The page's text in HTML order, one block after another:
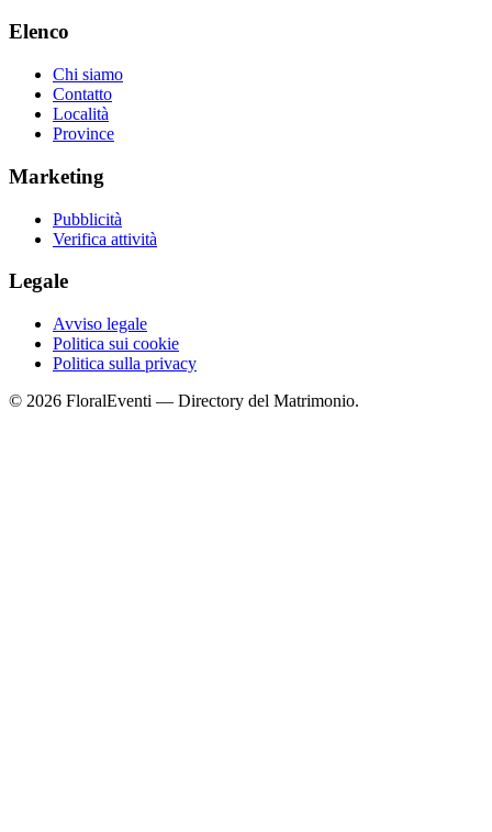
Elenco
Chi siamo
Contatto
Località
Province
Marketing
Pubblicità
Verifica attività
Legale
Avviso legale
Politica sui cookie
Politica sulla privacy
© 2026 FloralEventi — Directory del Matrimonio.